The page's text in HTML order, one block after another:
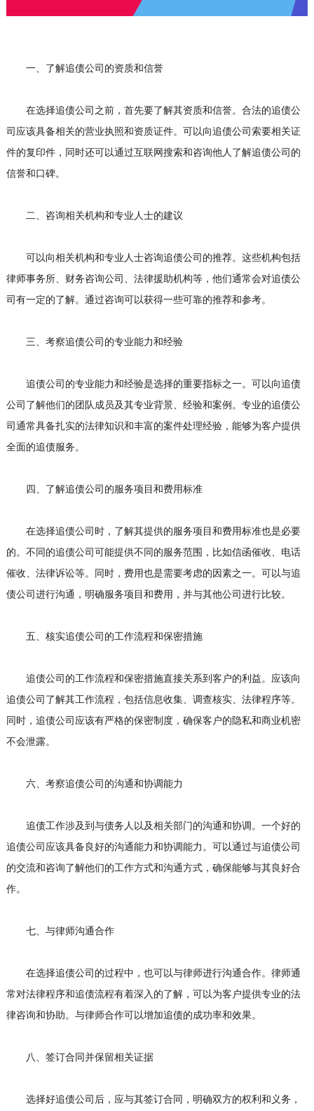
一、了解追债公司的资质和信誉
在选择追债公司之前，首先要了解其资质和信誉。合法的追债公
司应该具备相关的营业执照和资质证件。可以向追债公司索要相关证
件的复印件，同时还可以通过互联网搜索和咨询他人了解追债公司的
信誉和口碑。
二、咨询相关机构和专业人士的建议
可以向相关机构和专业人士咨询追债公司的推荐。这些机构包括
律师事务所、财务咨询公司、法律援助机构等，他们通常会对追债公
司有一定的了解。通过咨询可以获得一些可靠的推荐和参考。
三、考察追债公司的专业能力和经验
追债公司的专业能力和经验是选择的重要指标之一。可以向追债
公司了解他们的团队成员及其专业背景、经验和案例。专业的追债公
司通常具备扎实的法律知识和丰富的案件处理经验，能够为客户提供
全面的追债服务。
四、了解追债公司的服务项目和费用标准
在选择追债公司时，了解其提供的服务项目和费用标准也是必要
的。不同的追债公司可能提供不同的服务范围，比如信函催收、电话
催收、法律诉讼等。同时，费用也是需要考虑的因素之一。可以与追
债公司进行沟通，明确服务项目和费用，并与其他公司进行比较。
五、核实追债公司的工作流程和保密措施
追债公司的工作流程和保密措施直接关系到客户的利益。应该向
追债公司了解其工作流程，包括信息收集、调查核实、法律程序等。
同时，追债公司应该有严格的保密制度，确保客户的隐私和商业机密
不会泄露。
六、考察追债公司的沟通和协调能力
追债工作涉及到与债务人以及相关部门的沟通和协调。一个好的
追债公司应该具备良好的沟通能力和协调能力。可以通过与追债公司
的交流和咨询了解他们的工作方式和沟通方式，确保能够与其良好合
作。
七、与律师沟通合作
在选择追债公司的过程中，也可以与律师进行沟通合作。律师通
常对法律程序和追债流程有着深入的了解，可以为客户提供专业的法
律咨询和协助。与律师合作可以增加追债的成功率和效果。
八、签订合同并保留相关证据
选择好追债公司后，应与其签订合同，明确双方的权利和义务，